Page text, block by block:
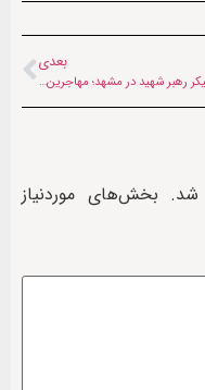
بعدی
تشییع پیکر رهبر شهید در مشهد؛ مهاجرین آماده پذیرایی و میزبانی اند
شد. بخش‌های موردنیاز